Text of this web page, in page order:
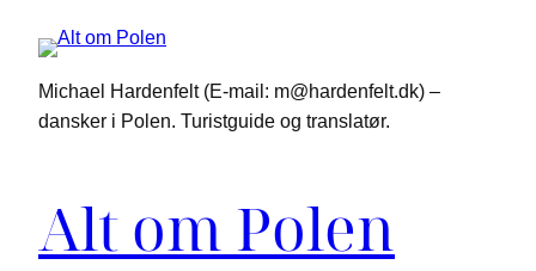
indhold
Michael Hardenfelt (E-mail: m@hardenfelt.dk) –
dansker i Polen. Turistguide og translatør.
Alt om Polen